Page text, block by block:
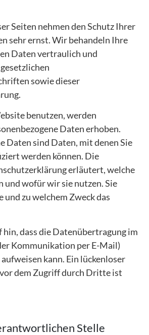
Seiten nehmen den Schutz Ihrer
sehr ernst. Wir behandeln Ihre
Daten vertraulich und
sowie dieser
benutzen, werden
Daten erhoben.
Daten sind Daten, mit denen Sie
werden können. Die
erläutert, welche
und wofür wir sie nutzen. Sie
zu welchem Zweck das
dass die Datenübertragung im
Kommunikation per E-Mail)
kann. Ein lückenloser
dem Zugriff durch Dritte ist
Stelle